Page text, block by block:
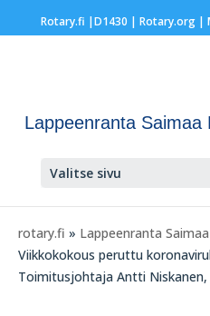
Rotary.fi |D1430 | Rotary.org|
Lappeenranta Saimaa
Valitse sivu
rotary.fi » Lappeenranta
Viikkokokous peruttu
Toimitusjohtaja Antti Niskanen,